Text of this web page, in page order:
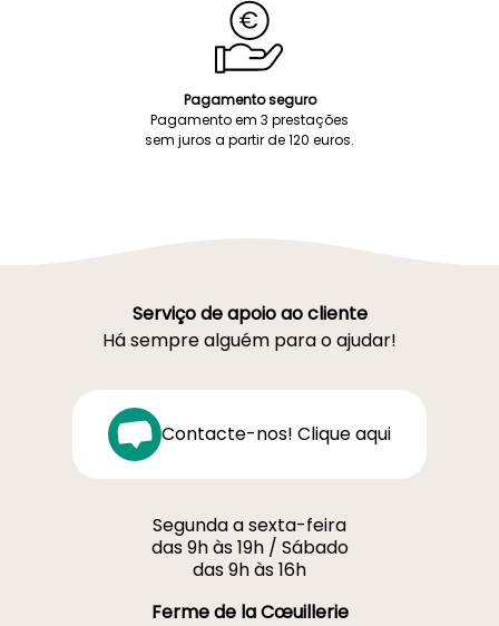
Pagamento seguro
Pagamento em 3 prestações
sem juros a partir de 120 euros.
Serviço de apoio ao cliente
Há sempre alguém para o ajudar!
Contacte-nos! Clique aqui
Segunda a sexta-feira
das 9h às 19h / Sábado
das 9h às 16h
Ferme de la Cœuillerie